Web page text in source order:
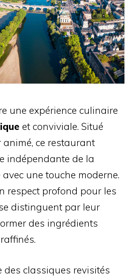
une expérience culinaire
et conviviale. Situé
ce restaurant
indépendante de la
une touche moderne.
respect profond pour les
distinguent par leur
des ingrédients
des classiques revisités